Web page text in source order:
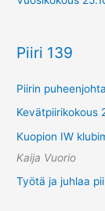
Piiri 139
Piirin
Kevätpiirikokous
Kuopion IW
Kaija Vuorio
Työtä ja juhlaa